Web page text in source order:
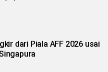
dari Piala AFF 2026 usai